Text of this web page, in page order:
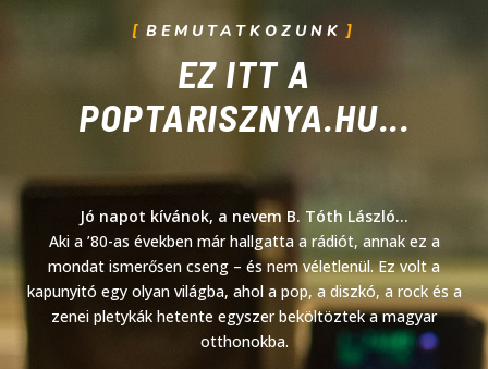
BEMUTATKOZUNK
EZ ITT A
POPTARISZNYA.HU...
Jó napot kívánok, a nevem B. Tóth László…
Aki a ’80-as években már hallgatta a rádiót, annak ez a
mondat ismerősen cseng – és nem véletlenül. Ez volt a
kapunyitó egy olyan világba, ahol a pop, a diszkó, a rock és a
zenei pletykák hetente egyszer beköltöztek a magyar
otthonokba.